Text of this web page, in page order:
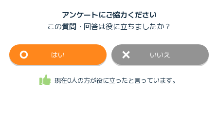
アンケートにご協力ください
この質問・回答は役に立ちましたか？
はい いいえ
現在0人の方が役に立ったと言っています。